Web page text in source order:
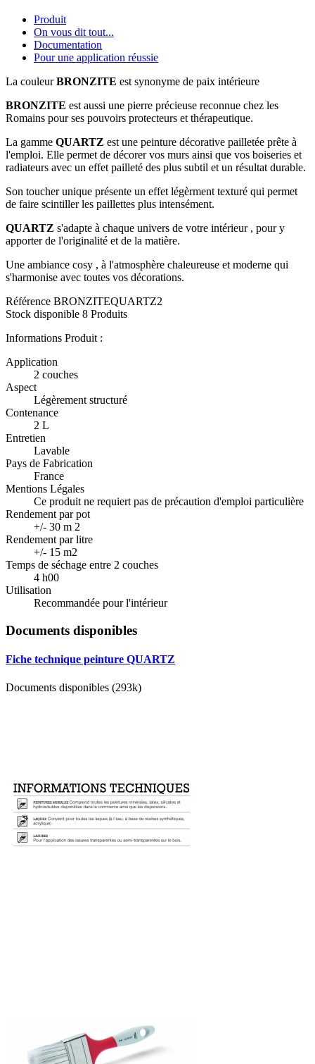
Produit
On vous dit tout...
Documentation
Pour une application réussie
La couleurBRONZITE est synonyme de paix intérieure
BRONZITE est aussi une pierre précieuse reconnue chez les
Romains pour ses pouvoirs protecteurs et thérapeutique.
La gamme QUARTZ est une peinture décorative pailletée prête à
l'emploi. Elle permet de décorer vos murs ainsi que vos boiseries et
radiateurs avec un effet pailleté des plus subtil et un résultat durable.
Son toucher unique présente un effet légèrment texturé qui permet
de faire scintiller les paillettes plus intensément.
QUARTZ s'adapte à chaque univers de votre intérieur , pour y
apporter de l'originalité et de la matière.
Une ambiance cosy , à l'atmosphère chaleureuse et moderne qui
s'harmonise avec toutes vos décorations.
Référence BRONZITEQUARTZ2
Stock disponible 8 Produits
Informations Produit :
Application
2 couches
Aspect
Légèrement structuré
Contenance
2 L
Entretien
Lavable
Pays de Fabrication
France
Mentions Légales
Ce produit ne requiert pas de précaution d'emploi particulière
Rendement par pot
+/- 30 m 2
Rendement par litre
+/- 15 m2
Temps de séchage entre 2 couches
4 h00
Utilisation
Recommandée pour l'intérieur
Documents disponibles
Fiche technique peinture QUARTZ
Documents disponibles (293k)